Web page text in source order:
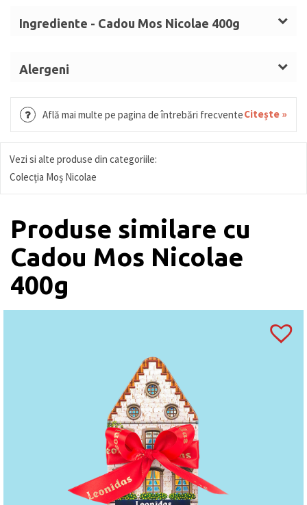
Ingrediente - Cadou Mos Nicolae 400g
cacao, emulgator (lecitină de
LAPTE
emulgator:SOIAlecitină, aromă naturală de vanilie.
Alergeni
Află mai multe pe pagina de întrebări frecventeCitește »
Vezi si alte produse din categoriile:
Colecția Moș Nicolae
Produse similare cu
Cadou Mos Nicolae
400g